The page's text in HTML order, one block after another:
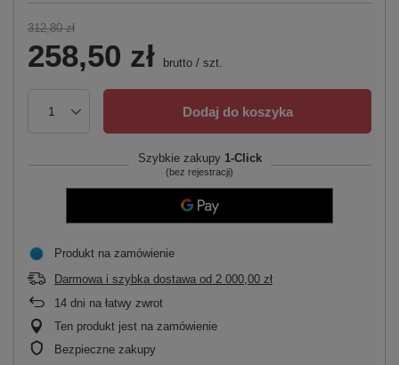
312,80 zł
258,50 zł brutto / szt.
Dodaj do koszyka
Szybkie zakupy 1-Click
(bez rejestracji)
Produkt na zamówienie
Darmowa i szybka dostawa od 2 000,00 zł
14 dni na łatwy zwrot
Ten produkt jest na zamówienie
Bezpieczne zakupy